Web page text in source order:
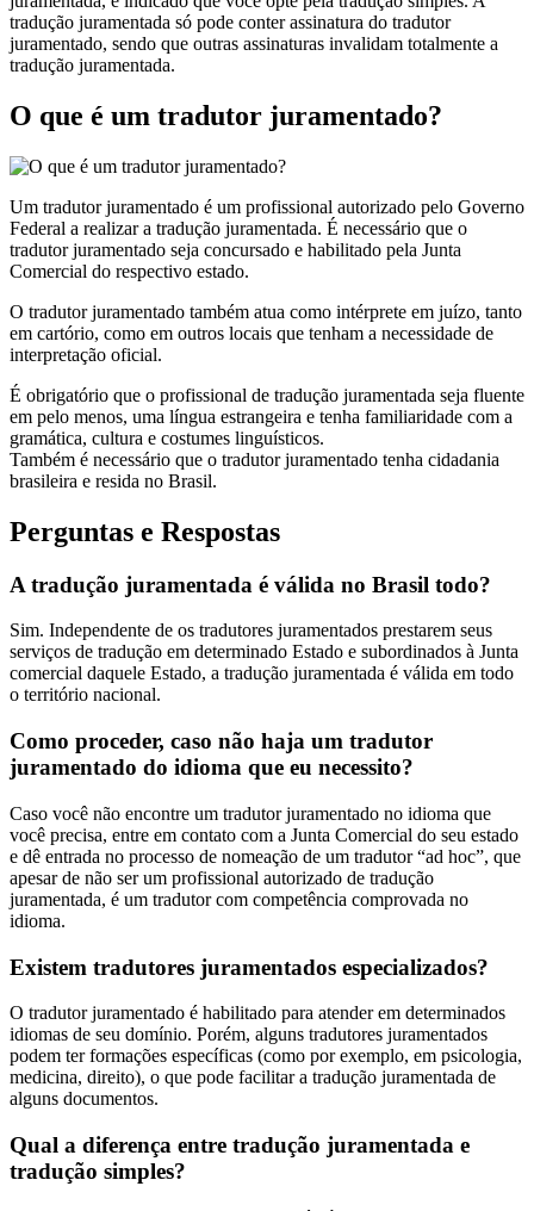
tradução juramentada só pode conter assinatura do tradutor
juramentado, sendo que outras assinaturas invalidam totalmente a
tradução juramentada.
O que é um tradutor juramentado?
Um tradutor juramentado é um profissional autorizado pelo Governo
Federal a realizar a tradução juramentada. É necessário que o
tradutor juramentado seja concursado e habilitado pela Junta
Comercial do respectivo estado.
O tradutor juramentado também atua como intérprete em juízo, tanto
em cartório, como em outros locais que tenham a necessidade de
interpretação oficial.
É obrigatório que o profissional de tradução juramentada seja fluente
em pelo menos, uma língua estrangeira e tenha familiaridade com a
gramática, cultura e costumes linguísticos.
Também é necessário que o tradutor juramentado tenha cidadania
brasileira e resida no Brasil.
Perguntas e Respostas
A tradução juramentada é válida no Brasil todo?
Sim. Independente de os tradutores juramentados prestarem seus
serviços de tradução em determinado Estado e subordinados à Junta
comercial daquele Estado, a tradução juramentada é válida em todo
o território nacional.
Como proceder, caso não haja um tradutor
juramentado do idioma que eu necessito?
Caso você não encontre um tradutor juramentado no idioma que
você precisa, entre em contato com a Junta Comercial do seu estado
e dê entrada no processo de nomeação de um tradutor “ad hoc”, que
apesar de não ser um profissional autorizado de tradução
juramentada, é um tradutor com competência comprovada no
idioma.
Existem tradutores juramentados especializados?
O tradutor juramentado é habilitado para atender em determinados
idiomas de seu domínio. Porém, alguns tradutores juramentados
podem ter formações específicas (como por exemplo, em psicologia,
medicina, direito), o que pode facilitar a tradução juramentada de
alguns documentos.
Qual a diferença entre tradução juramentada e
tradução simples?